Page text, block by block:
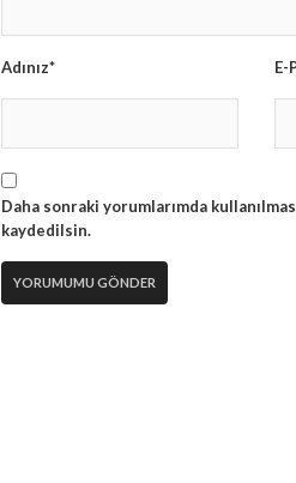
Adınız* E-
Daha sonraki yorumlarımda
kaydedilsin.